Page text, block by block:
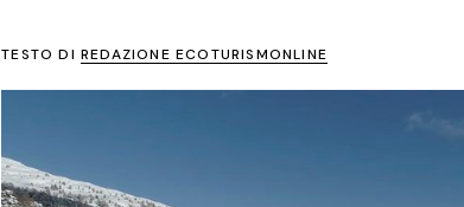
TESTO DI REDAZIONE ECOTURISMONLINE